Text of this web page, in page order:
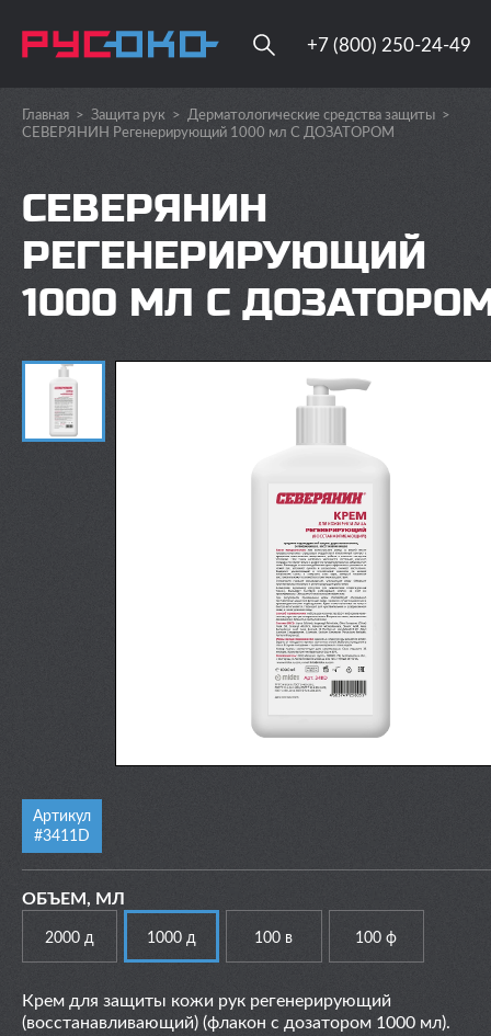
+7 (800) 250-24-49
Главная > Защита рук > Дерматологические средства защиты >
СЕВЕРЯНИН Регенерирующий 1000 мл С ДОЗАТОРОМ
СЕВЕРЯНИН
РЕГЕНЕРИРУЮЩИЙ
1000 МЛ С
Артикул
#3411D
ОБЪЕМ, МЛ
2000 д 1000 д 100 в 100 ф
Крем для защиты кожи рук регенерирующий
(восстанавливающий) (флакон с дозатором 1000 мл).